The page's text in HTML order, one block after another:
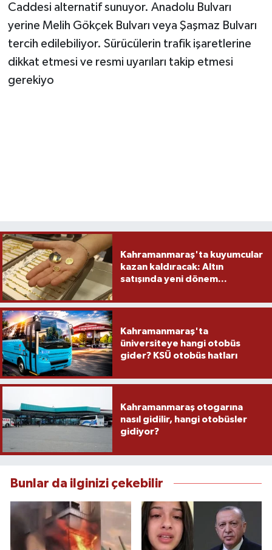
Caddesi alternatif sunuyor. Anadolu Bulvarı
yerine Melih Gökçek Bulvarı veya Şaşmaz Bulvarı
tercih edilebiliyor. Sürücülerin trafik işaretlerine
dikkat etmesi ve resmi uyarıları takip etmesi
gerekiyo
Kahramanmaraş'ta kuyumcular
kazan kaldıracak: Altın
satışında yeni dönem...
Kahramanmaraş'ta
üniversiteye hangi otobüs
gider? KSÜ otobüs hatları
Kahramanmaraş otogarına
nasıl gidilir, hangi otobüsler
gidiyor?
Bunlar da ilginizi çekebilir